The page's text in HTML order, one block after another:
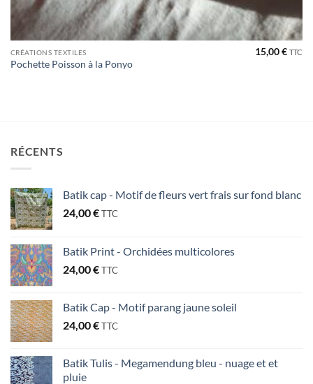
CRÉATIONS TEXTILES
Pochette Poisson à la Ponyo
15,00€ TTC
RÉCENTS
Batik cap - Motif de fleurs vert frais sur fond blanc
24,00€TTC
Batik Print - Orchidées multicolores
24,00€TTC
Batik Cap - Motif parang jaune soleil
24,00€TTC
Batik Tulis - Megamendung bleu - nuage et et
pluie